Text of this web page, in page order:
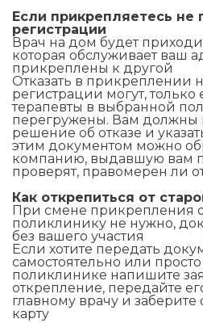
Если прикрепляетесь не
регистрации
Врач на дом будет
которая обслуживает ваш
прикреплены к другой
Отказать в прикреплении
регистрации могут, только
терапевты в выбранной
перегружены. Вам должны
решение об отказе и
этим документом можно
компанию, выдавшую вам
проверят, правомерен ли
Как открепиться от
При смене прикрепления
поликлинику не нужно,
без вашего участия
Если хотите передать
самостоятельно или просто
поликлинике напишите
открепление, передайте
главному врачу и
карту